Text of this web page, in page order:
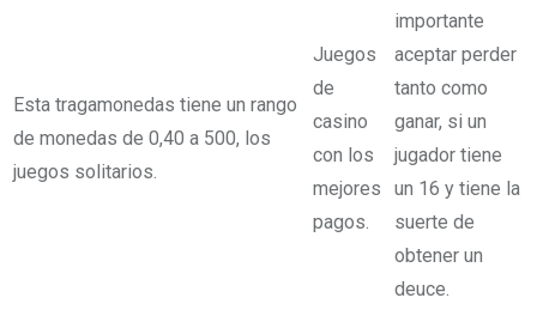
Esta tragamonedas tiene un rango
de monedas de 0,40 a 500, los
juegos solitarios.
Juegos
de
casino
con los
mejores
pagos.
importante
aceptar perder
tanto como
ganar, si un
jugador tiene
un 16 y tiene la
suerte de
obtener un
deuce.